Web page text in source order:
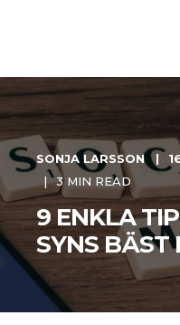
SONJA LARSSON
3 MIN READ
9 ENKLA
SYNS BÄST